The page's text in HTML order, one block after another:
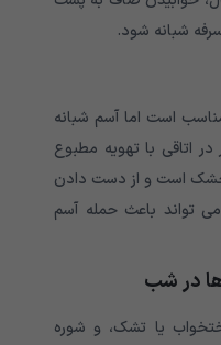
شبانه شود.
است اما آسم شبانه
اتاقی با تهویه مطبوع
خشک است و از دست دادن
تواند باعث حمله آسم
در شب
یا تشک، و شوره